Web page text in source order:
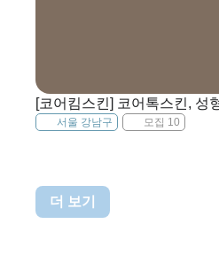
[코어킴스킨] 코어톡스킨, 성
서울 강남구 모집 10
더 보기